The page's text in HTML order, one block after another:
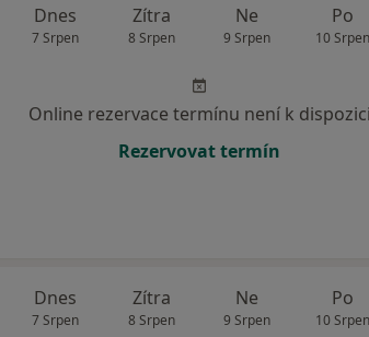
Dnes
7 Srpen
Zítra
8 Srpen
Ne
9 Srpen
Po
10 Srpen
Online rezervace termínu není k dispozici
Rezervovat termín
Dnes
7 Srpen
Zítra
8 Srpen
Ne
9 Srpen
Po
10 Srpen